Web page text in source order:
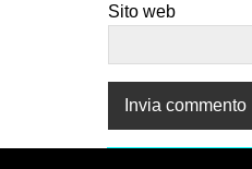
Sito web